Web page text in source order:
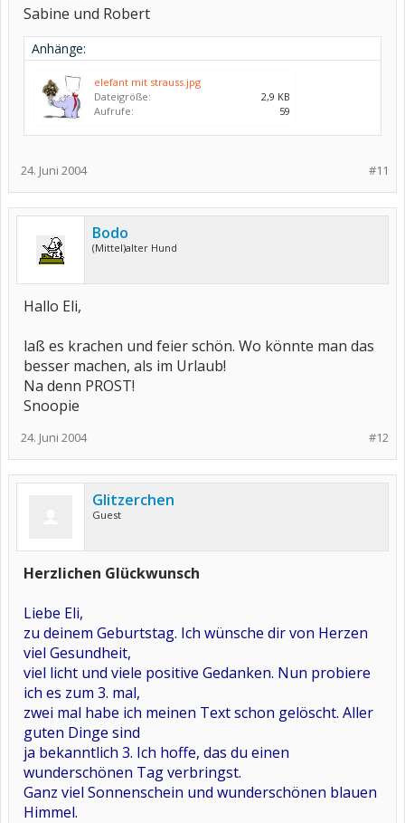
Sabine und Robert
Anhänge:
elefant mit strauss.jpg
Dateigröße:
2,9 KB
Aufrufe:
59
#11
24. Juni 2004
Bodo
(Mittel)alter Hund
Hallo Eli,
laß es krachen und feier schön. Wo könnte man das
besser machen, als im Urlaub!
Na denn PROST!
Snoopie
#12
24. Juni 2004
Glitzerchen
Guest
Herzlichen Glückwunsch
Liebe Eli,
zu deinem Geburtstag. Ich wünsche dir von Herzen
viel Gesundheit,
viel licht und viele positive Gedanken. Nun probiere
ich es zum 3. mal,
zwei mal habe ich meinen Text schon gelöscht. Aller
guten Dinge sind
ja bekanntlich 3. Ich hoffe, das du einen
wunderschönen Tag verbringst.
Ganz viel Sonnenschein und wunderschönen blauen
Himmel.